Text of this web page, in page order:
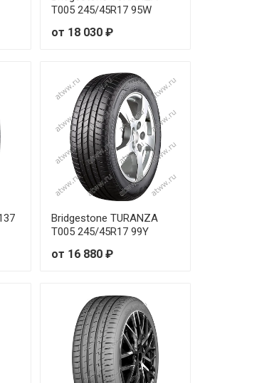
T005 245/45R17 95W
от 18 030 ₽
Bridgestone TURANZA
T005 245/45R17 99Y
от 16 880 ₽